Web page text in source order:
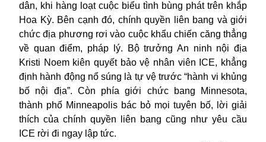
dân, khi hàng loạt cuộc biểu tình bùng phát trên khắp
Hoa Kỳ. Bên cạnh đó, chính quyền liên bang và giới
chức địa phương rơi vào cuộc khẩu chiến căng thẳng
về quan điểm, pháp lý. Bộ trưởng An ninh nội địa
Kristi Noem kiên quyết bảo vệ nhân viên ICE, khẳng
định hành động nổ súng là tự vệ trước “hành vi khủng
bố nội địa”. Còn phía giới chức bang Minnesota,
thành phố Minneapolis bác bỏ mọi tuyên bố, lời giải
thích của chính quyền liên bang cũng như yêu cầu
ICE rời đi ngay lập tức.